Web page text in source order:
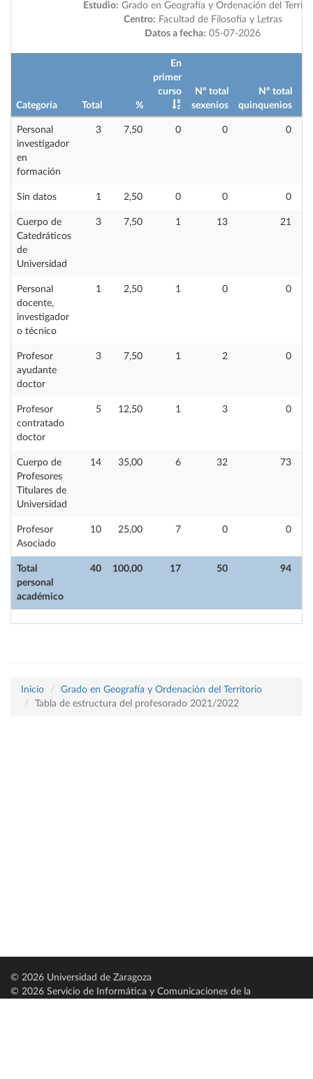
Estudio: Grado en Geografía y Ordenación del
Centro: Facultad de Filosofía y Letras
Datos a fecha: 05-07-2026
Categoría Total %
En
primer
curso
Nº total
sexenios
Nº total
quinquenios
Total
personal
académico
40 100,00 17 50 94
Personal
investigador
en
formación
3 7,50 0 0 0
Sin datos 1 2,50 0 0 0
Cuerpo de
Catedráticos
de
Universidad
3 7,50 1 13 21
Personal
docente,
investigador
o técnico
1 2,50 1 0 0
Profesor
ayudante
doctor
3 7,50 1 2 0
Profesor
contratado
doctor
5 12,50 1 3 0
Cuerpo de
Profesores
Titulares de
Universidad
14 35,00 6 32 73
Profesor
Asociado
10 25,00 7 0 0
Inicio
Grado en Geografía y Ordenación del Territorio
Tabla de estructura del profesorado 2021/2022
© 2026 Universidad de Zaragoza
© 2026 Servicio de Informática y Comunicaciones de la